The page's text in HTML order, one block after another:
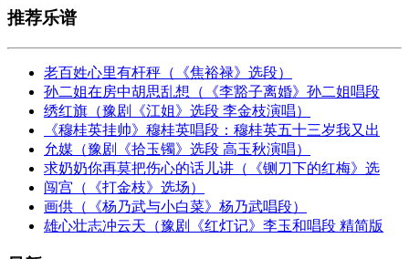
推荐乐谱
老百姓心里有杆秤（《焦裕禄》选段）
孙二姐在房中胡思乱想（《李豁子离婚》孙二姐唱段
绣红旗（豫剧《江姐》选段 李金枝演唱）
《穆桂英挂帅》穆桂英唱段：穆桂英五十三岁我又出
允媒（豫剧《拾玉镯》选段 高玉秋演唱）
求奶奶你再莫把伤心的话儿讲（《铡刀下的红梅》选
闯宫（《打金枝》选场）
画供（《杨乃武与小白菜》杨乃武唱段）
雄心壮志冲云天（豫剧《红灯记》李玉和唱段 精简版